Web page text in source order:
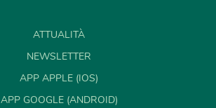
ATTUALITÀ
NEWSLETTER
APP APPLE (IOS)
APP GOOGLE (ANDROID)